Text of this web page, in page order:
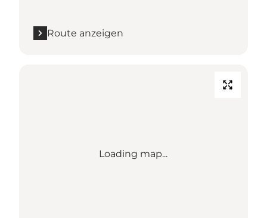
Route anzeigen
Loading map...